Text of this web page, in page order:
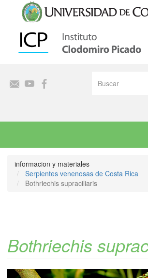
contenido
principal
your
informacion y materiales
Serpientes venenosas de Costa Rica
Bothriechis supraciliaris
Bothriechis
Previous